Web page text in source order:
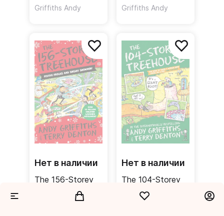
Griffiths Andy Griffiths Andy
Нет в наличии
The 156-Storey
Нет в наличии
The 104-Storey
Treehouse